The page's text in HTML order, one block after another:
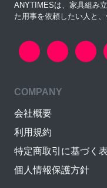
ANYTIMESは、家具組み
た用事を依頼したい人と
COMPANY
会社概要
利用規約
特定商取引に基づく
個人情報保護方針